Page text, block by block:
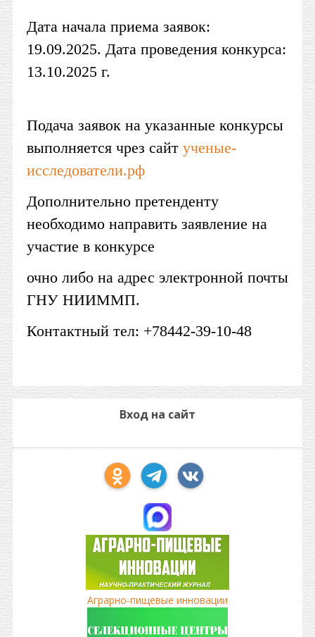
Дата начала приема заявок:
19.09.2025. Дата проведения конкурса:
13.10.2025 г.
Подача заявок на указанные конкурсы
выполняется чрез сайт ученые-
исследователи.рф
Дополнительно претенденту
необходимо направить заявление на
участие в конкурсе
очно либо на адрес электронной почты
ГНУ НИИММП.
Контактный тел: +78442-39-10-48
Вход на сайт
Аграрно-пищевые инновации